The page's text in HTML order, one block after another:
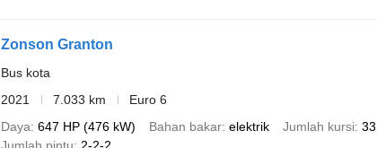
Zonson Granton
Bus kota
2021
7.033 km
Euro 6
Daya 647 HP (476 kW) Bahan bakar elektrik Jumlah kursi 33
Jumlah pintu
2-2-2